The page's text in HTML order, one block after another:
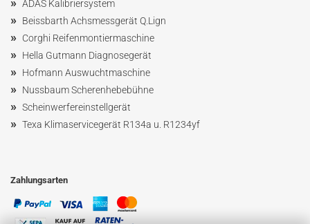
ADAS Kalibriersystem
» Beissbarth Achsmessgerät Q.Lign
» Corghi Reifenmontiermaschine
» Hella Gutmann Diagnosegerät
» Hofmann Auswuchtmaschine
» NussbaumScherenhebebühne
» Scheinwerfereinstellgerät
» Texa Klimaservicegerät R134a u. R1234yf
Zahlungsarten